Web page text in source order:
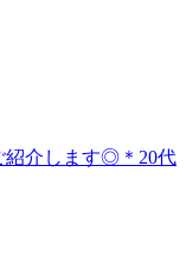
紹介します◎＊20代